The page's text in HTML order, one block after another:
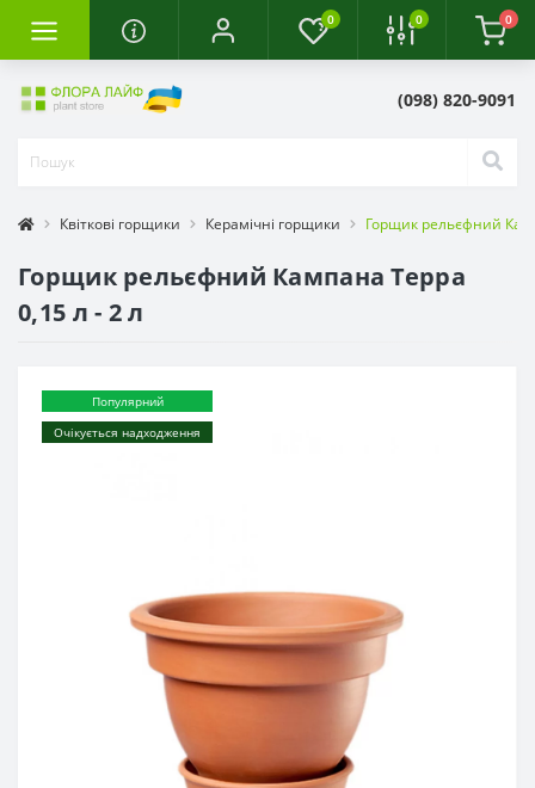
0 0 0
(098) 820-9091
Квіткові горщики Керамічні горщики Горщик рельєфний
Горщик рельєфний Кампана Терра
0,15 л - 2 л
Популярний
Очікується надходження